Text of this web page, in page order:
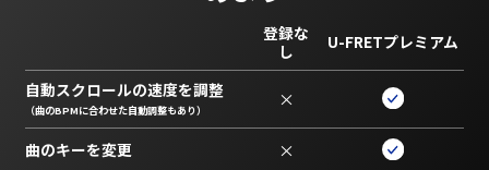
登録な
し
U-FRETプレミアム
自動スクロールの速度を調整
（曲のBPMに合わせた自動調整もあり） ×
曲のキーを変更 ×